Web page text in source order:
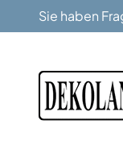
Zur
Sie haben